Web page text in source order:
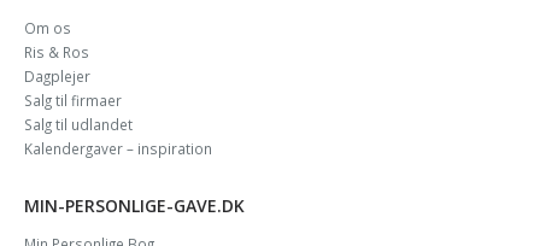
Om os
Ris & Ros
Dagplejer
Salg til firmaer
Salg til udlandet
Kalendergaver – inspiration
MIN-PERSONLIGE-GAVE.DK